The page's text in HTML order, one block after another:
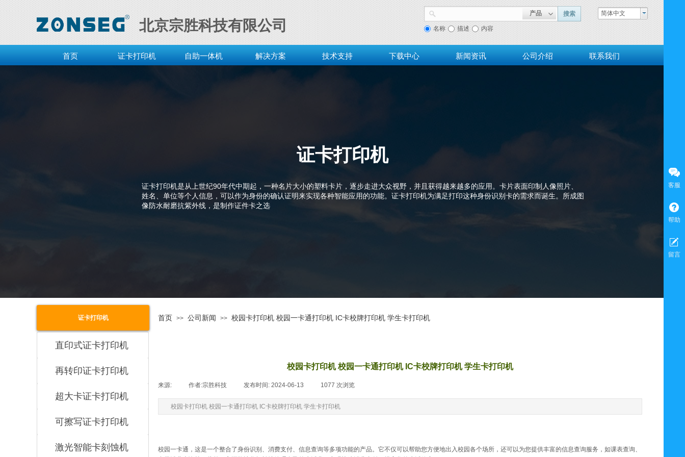
简体中文
产品 搜索
名称 描述 内容
北京宗胜科技有限公司
首页 证卡打印机 自助一体机 解决方案 技术支持 下载中心 新闻资讯 公司介绍 联系我们
证卡打印机是从上世纪90年代中期起，一种名片大小的塑料卡片，逐步走进大众视野，并且获得越来越多的应用。卡片表面印制人像照片、
姓名、单位等个人信息，可以作为身份的确认证明来实现各种智能应用的功能。证卡打印机为满足打印这种身份识别卡的需求而诞生。所成图
像防水耐磨抗紫外线，是制作证件卡之选
证卡打印机
证卡打印机 首页 >> 公司新闻 >> 校园卡打印机 校园一卡通打印机 IC卡校牌打印机 学生卡打印机
直印式证卡打印机
再转印证卡打印机
超大卡证卡打印机
可擦写证卡打印机
激光智能卡刻蚀机
校园卡打印机 校园一卡通打印机 IC卡校牌打印机 学生卡打印机
来源: 作者:宗胜科技 发布时间: 2024-06-13 1077 次浏览
校园卡打印机 校园一卡通打印机 IC卡校牌打印机 学生卡打印机
校园一卡通，这是一个整合了身份识别、消费支付、信息查询等多项功能的产品。它不仅可以帮助您方便地出入校园各个场所，还可以为您提供丰富的信息查询服务，如课表查询、
客服
帮助
留言